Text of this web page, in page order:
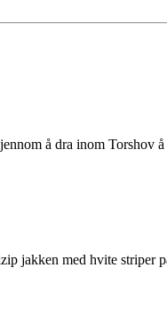
å dra inom Torshov
jakken med hvite striper